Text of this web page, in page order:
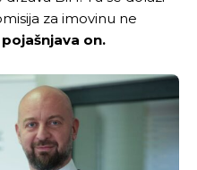
za imovinu ne
pojašnjava on.